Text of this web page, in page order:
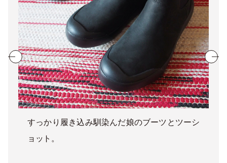
すっかり履き込み馴染んだ娘のブーツとツーシ
ョット。